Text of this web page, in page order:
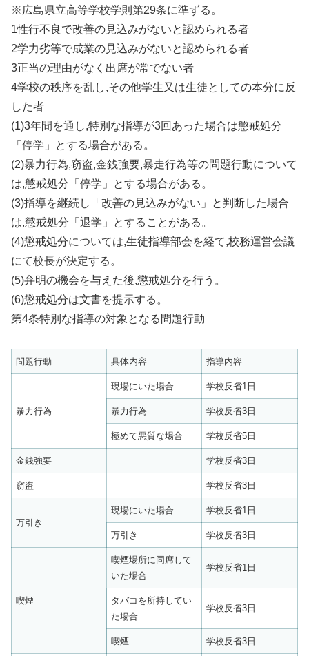
※広島県立高等学校学則第29条に準ずる。
1性行不良で改善の見込みがないと認められる者
2学力劣等で成業の見込みがないと認められる者
3正当の理由がなく出席が常でない者
4学校の秩序を乱し,その他学生又は生徒としての本分に反
した者
(1)3年間を通し,特別な指導が3回あった場合は懲戒処分
「停学」とする場合がある。
(2)暴力行為,窃盗,金銭強要,暴走行為等の問題行動について
は,懲戒処分「停学」とする場合がある。
(3)指導を継続し「改善の見込みがない」と判断した場合
は,懲戒処分「退学」とすることがある。
(4)懲戒処分については,生徒指導部会を経て,校務運営会議
にて校長が決定する。
(5)弁明の機会を与えた後,懲戒処分を行う。
(6)懲戒処分は文書を提示する。
第4条特別な指導の対象となる問題行動
問題行動 具体内容 指導内容
暴力行為
現場にいた場合 学校反省1日
暴力行為 学校反省3日
極めて悪質な場合 学校反省5日
金銭強要 学校反省3日
窃盗 学校反省3日
万引き
現場にいた場合 学校反省1日
万引き 学校反省3日
喫煙
喫煙場所に同席して
いた場合
学校反省1日
タバコを所持してい
た場合
学校反省3日
喫煙 学校反省3日